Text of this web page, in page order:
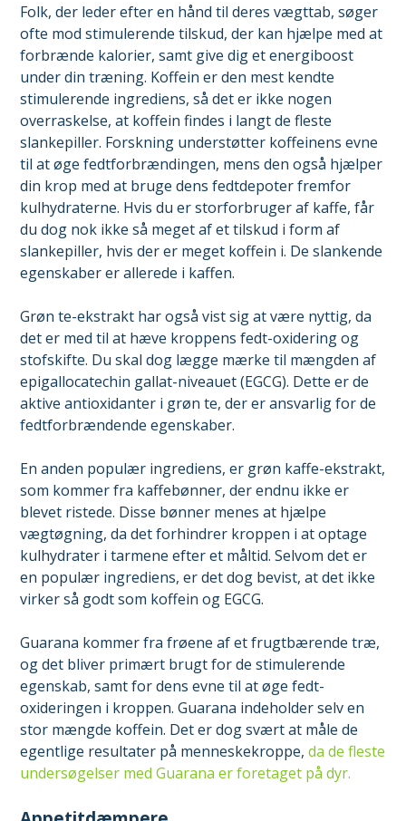
Folk, der leder efter en hånd til deres vægttab, søger
ofte mod stimulerende tilskud, der kan hjælpe med at
forbrænde kalorier, samt give dig et energiboost
under din træning. Koffein er den mest kendte
stimulerende ingrediens, så det er ikke nogen
overraskelse, at koffein findes i langt de fleste
slankepiller. Forskning understøtter koffeinens evne
til at øge fedtforbrændingen, mens den også hjælper
din krop med at bruge dens fedtdepoter fremfor
kulhydraterne. Hvis du er storforbruger af kaffe, får
du dog nok ikke så meget af et tilskud i form af
slankepiller, hvis der er meget koffein i. De slankende
egenskaber er allerede i kaffen.
Grøn te-ekstrakt har også vist sig at være nyttig, da
det er med til at hæve kroppens fedt-oxidering og
stofskifte. Du skal dog lægge mærke til mængden af
epigallocatechin gallat-niveauet (EGCG). Dette er de
aktive antioxidanter i grøn te, der er ansvarlig for de
fedtforbrændende egenskaber.
En anden populær ingrediens, er grøn kaffe-ekstrakt,
som kommer fra kaffebønner, der endnu ikke er
blevet ristede. Disse bønner menes at hjælpe
vægtøgning, da det forhindrer kroppen i at optage
kulhydrater i tarmene efter et måltid. Selvom det er
en populær ingrediens, er det dog bevist, at det ikke
virker så godt som koffein og EGCG.
Guarana kommer fra frøene af et frugtbærende træ,
og det bliver primært brugt for de stimulerende
egenskab, samt for dens evne til at øge fedt-
oxideringen i kroppen. Guarana indeholder selv en
stor mængde koffein. Det er dog svært at måle de
egentlige resultater på menneskekroppe,da de fleste
undersøgelser med Guarana er foretaget på dyr.